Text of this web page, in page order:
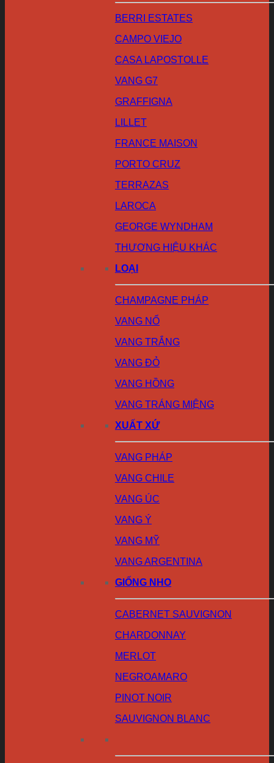
BERRI ESTATES
CAMPO VIEJO
CASA LAPOSTOLLE
VANG G7
GRAFFIGNA
LILLET
FRANCE MAISON
PORTO CRUZ
TERRAZAS
LAROCA
GEORGE WYNDHAM
THƯƠNG HIỆU KHÁC
LOẠI
CHAMPAGNE PHÁP
VANG NỔ
VANG TRẮNG
VANG ĐỎ
VANG HỒNG
VANG TRÁNG MIỆNG
XUẤT XỨ
VANG PHÁP
VANG CHILE
VANG ÚC
VANG Ý
VANG MỸ
VANG ARGENTINA
GIỐNG NHO
CABERNET SAUVIGNON
CHARDONNAY
MERLOT
NEGROAMARO
PINOT NOIR
SAUVIGNON BLANC